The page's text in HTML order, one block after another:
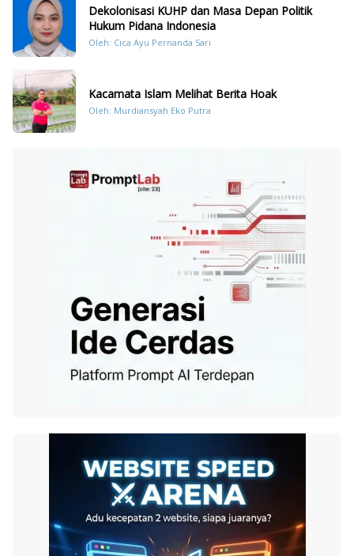
Dekolonisasi KUHP dan Masa Depan Politik
Hukum Pidana Indonesia
Oleh: Cica Ayu Pernanda Sari
Kacamata Islam Melihat Berita Hoak
Oleh: Murdiansyah Eko Putra